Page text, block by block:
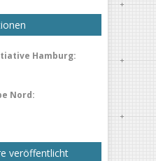
Hamburg:
Nord:
veröffentlicht